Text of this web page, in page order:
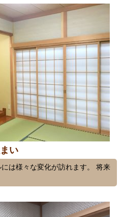
い
は様々な変化が訪れます。 将来